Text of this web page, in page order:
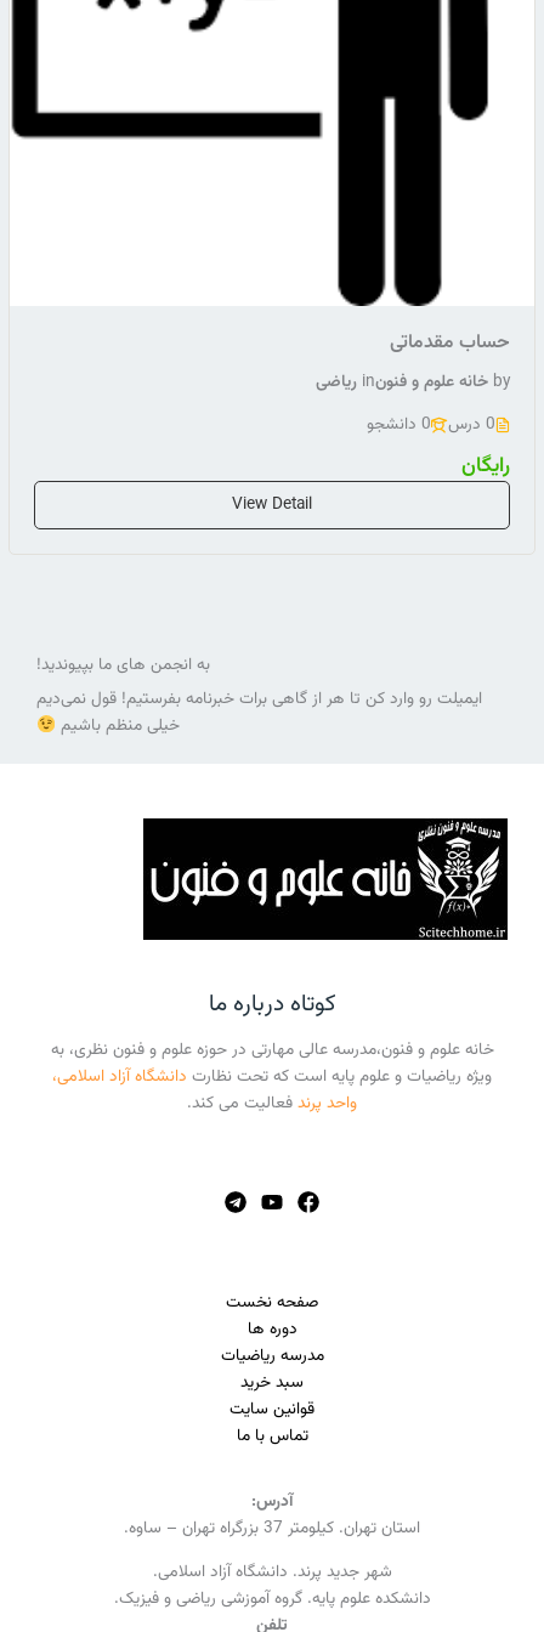
حساب مقدماتی
by خانه علوم و فنونin ریاضی
0 درس
0 دانشجو
رایگان
View Detail
به انجمن های ما بپیوندید!
ایمیلت رو وارد کن تا هر از گاهی برات خبرنامه بفرستیم! قول نمی‌دیم
خیلی منظم باشیم
کوتاه درباره ما
خانه علوم و فنون،مدرسه عالی مهارتی در حوزه علوم و فنون نظری، به
ویژه ریاضیات و علوم پایه است که تحت نظارتدانشگاه آزاد اسلامی،
واحد پرندفعالیت می کند.
صفحه نخست
دوره ها
مدرسه ریاضیات
سبد خرید
قوانین سایت
تماس با ما
آدرس:
استان تهران. کیلومتر 37 بزرگراه تهران – ساوه.
شهر جدید پرند. دانشگاه آزاد اسلامی.
دانشکده علوم پایه. گروه آموزشی ریاضی و فیزیک.
تلفن